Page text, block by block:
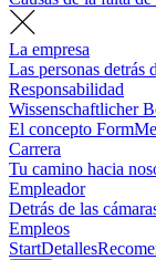
La empresa
Las personas detrás
Responsabilidad
Wissenschaftlicher
El concepto
Carrera
Tu camino hacia
Empleador
Detrás de las
Empleos
StartDetalles